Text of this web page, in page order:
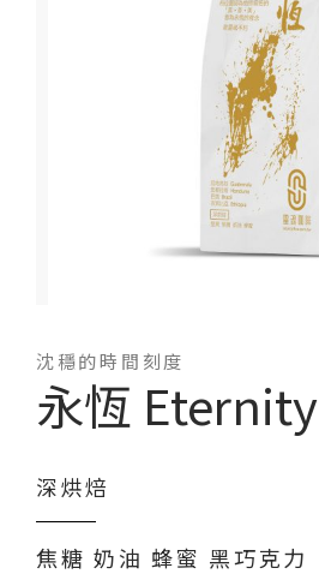
沈穩的時間刻度
永恆 Eternity
深烘焙
焦糖 奶油 蜂蜜 黑巧克力